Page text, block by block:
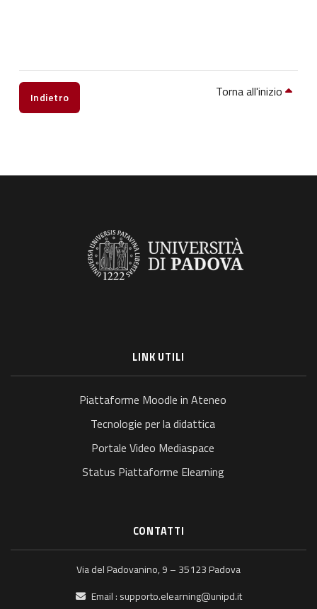
Indietro Torna all'inizio
LINK UTILI
Piattaforme Moodle in Ateneo
Tecnologie per la didattica
Portale Video Mediaspace
Status Piattaforme Elearning
CONTATTI
Via del Padovanino, 9 – 35123 Padova
Email : supporto.elearning@unipd.it